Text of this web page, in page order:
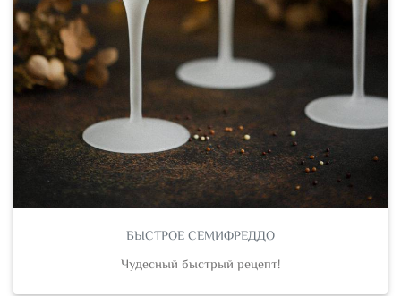
БЫСТРОЕ СЕМИФРЕДДО
Чудесный быстрый рецепт!